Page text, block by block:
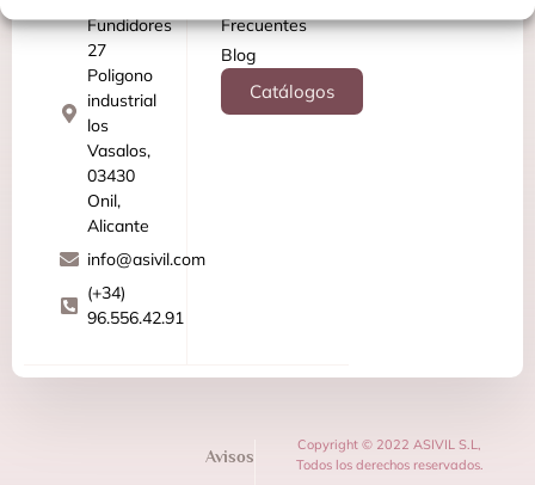
Fundidores
27
Poligono
industrial
los
Vasalos,
03430
Onil,
Alicante
info@asivil.com
(+34)
96.556.42.91
Frecuentes
Blog
Catálogos
Avisos
Copyright © 2022 ASIVIL S.L,
Todos los derechos reservados.